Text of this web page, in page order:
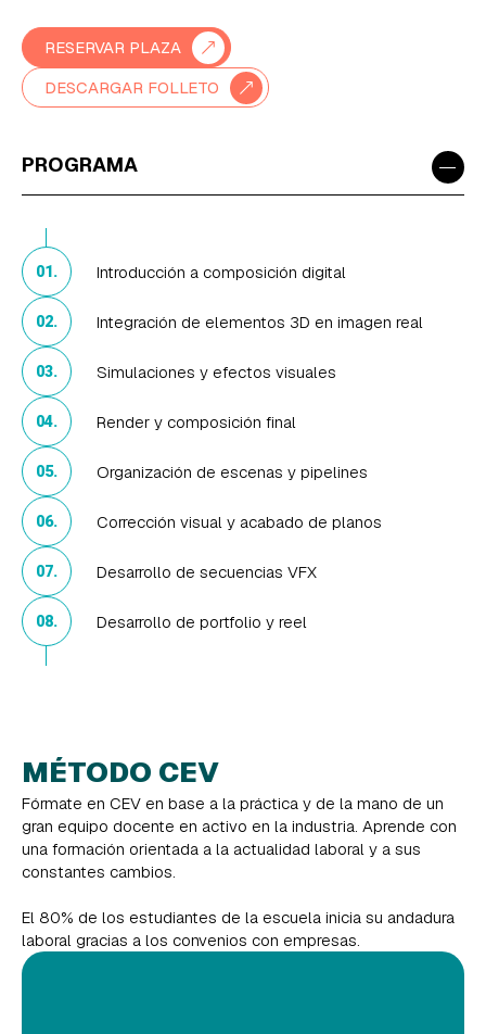
RESERVAR PLAZA
DESCARGAR FOLLETO
PROGRAMA −
01. Introducción a composición digital
02. Integración de elementos 3D en imagen real
03. Simulaciones y efectos visuales
04. Render y composición final
05. Organización de escenas y pipelines
06. Corrección visual y acabado de planos
07. Desarrollo de secuencias VFX
08. Desarrollo de portfolio y reel
MÉTODO CEV
Fórmate en CEV en base a la práctica y de la mano de un
gran equipo docente en activo en la industria. Aprende con
una formación orientada a la actualidad laboral y a sus
constantes cambios.
El 80% de los estudiantes de la escuela inicia su andadura
laboral gracias a los convenios con empresas.